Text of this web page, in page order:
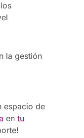
la gestión
espacio de
en tu